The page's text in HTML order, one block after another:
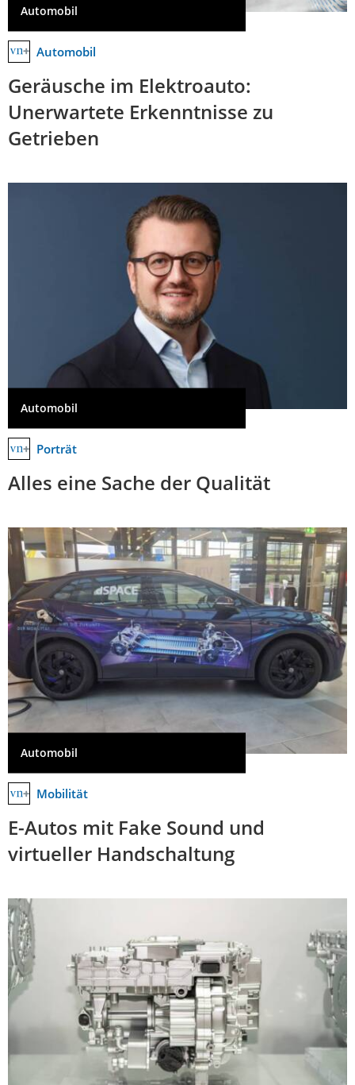
Automobil
Automobil
Geräusche im Elektroauto:
Unerwartete Erkenntnisse zu
Getrieben
Automobil
Porträt
Alles eine Sache der Qualität
Automobil
Mobilität
E-Autos mit Fake Sound und
virtueller Handschaltung